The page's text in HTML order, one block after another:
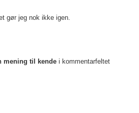
gør jeg nok ikke igen.
mening til kendei kommentarfeltet